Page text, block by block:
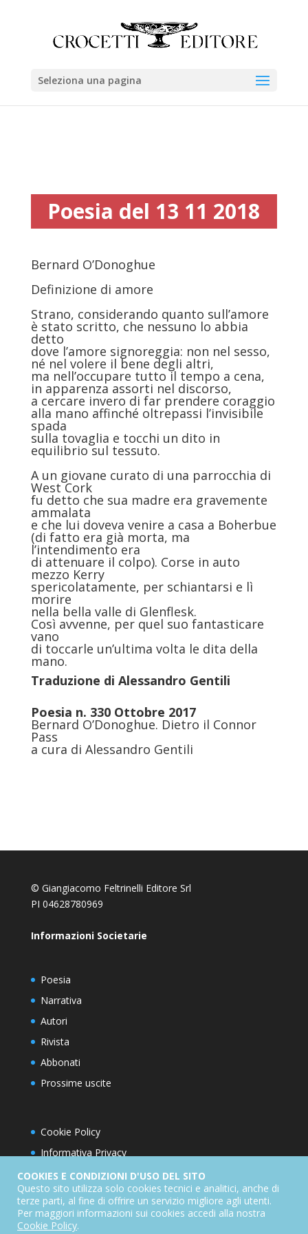
Seleziona una pagina
Poesia del 13 11 2018
Bernard O’Donoghue
Definizione di amore
Strano, considerando quanto sull’amore
è stato scritto, che nessuno lo abbia
detto
dove l’amore signoreggia: non nel sesso,
né nel volere il bene degli altri,
ma nell’occupare tutto il tempo a cena,
in apparenza assorti nel discorso,
a cercare invero di far prendere coraggio
alla mano affinché oltrepassi l’invisibile
spada
sulla tovaglia e tocchi un dito in
equilibrio sul tessuto.
A un giovane curato di una parrocchia di
West Cork
fu detto che sua madre era gravemente
ammalata
e che lui doveva venire a casa a Boherbue
(di fatto era già morta, ma
l’intendimento era
di attenuare il colpo). Corse in auto
mezzo Kerry
spericolatamente, per schiantarsi e lì
morire
nella bella valle di Glenflesk.
Così avvenne, per quel suo fantasticare
vano
di toccarle un’ultima volta le dita della
mano.
Traduzione di Alessandro Gentili
Poesia n. 330 Ottobre 2017
Bernard O’Donoghue. Dietro il Connor
Pass
a cura di Alessandro Gentili
© Giangiacomo Feltrinelli Editore Srl
PI 04628780969
Informazioni Societarie
Poesia
Narrativa
Autori
Rivista
Abbonati
Prossime uscite
Cookie Policy
Informativa Privacy
Condizioni d’utilizzo del sito
Condizioni generali di abbonamento
Informativa sul diritto di recesso
COOKIES E CONDIZIONI D'USO DEL SITO
Questo sito utilizza solo cookies tecnici e analitici, anche di
terze parti, al fine di offrire un servizio migliore agli utenti.
Per maggiori informazioni sui cookies accedi alla nostra
Cookie Policy.